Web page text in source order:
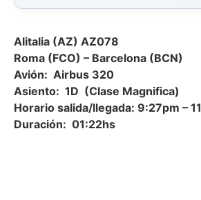
Alitalia (AZ) AZ078
Roma (FCO) – Barcelona (BCN)
Avión: Airbus 320
Asiento: 1D (Clase Magnifica)
Horario salida/llegada: 9:27pm –
Duración: 01:22hs